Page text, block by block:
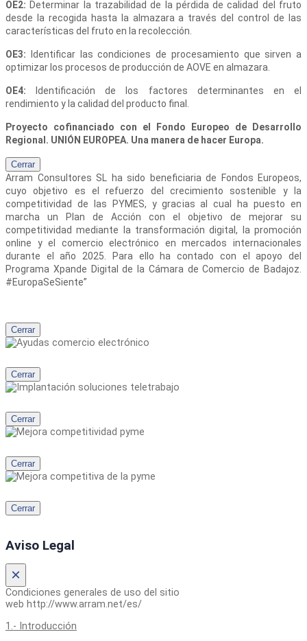
OE2: Determinar la trazabilidad de la pérdida de calidad del fruto
desde la recogida hasta la almazara a través del control de las
características del fruto en la recolección.
OE3:
Identificar las condiciones de procesamiento que sirven a
optimizar los procesos de producción de AOVE en almazara.
OE4:
Identificación de los factores determinantes en el
rendimiento y la calidad del producto final.
Proyecto cofinanciado con el Fondo Europeo de Desarrollo
Regional. UNIÓN EUROPEA. Una manera de hacer Europa.
Cerrar
Arram Consultores SL
ha sido beneficiaria de Fondos Europeos,
cuyo objetivo es el refuerzo del crecimiento sostenible y la
competitividad de las PYMES, y gracias al cual ha puesto en
marcha un Plan de Acción con el objetivo de mejorar su
competitividad mediante la transformación digital, la promoción
online y el comercio electrónico en mercados internacionales
durante el año 2025. Para ello ha contado con el apoyo del
Programa Xpande Digital de la Cámara de Comercio de Badajoz.
#EuropaSeSiente”
Cerrar
Cerrar
Cerrar
Cerrar
Cerrar
Aviso Legal
×
Condiciones generales de uso del sitio
web http://www.arram.net/es/
1.- Introducción